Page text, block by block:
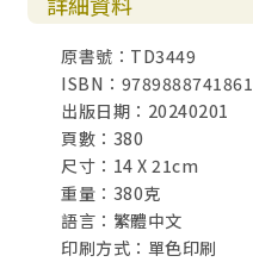
原書號：TD3449
ISBN：9789888741861
出版日期：20240201
頁數：380
尺寸：14 X 21cm
重量：380克
語言：繁體中文
印刷方式：單色印刷